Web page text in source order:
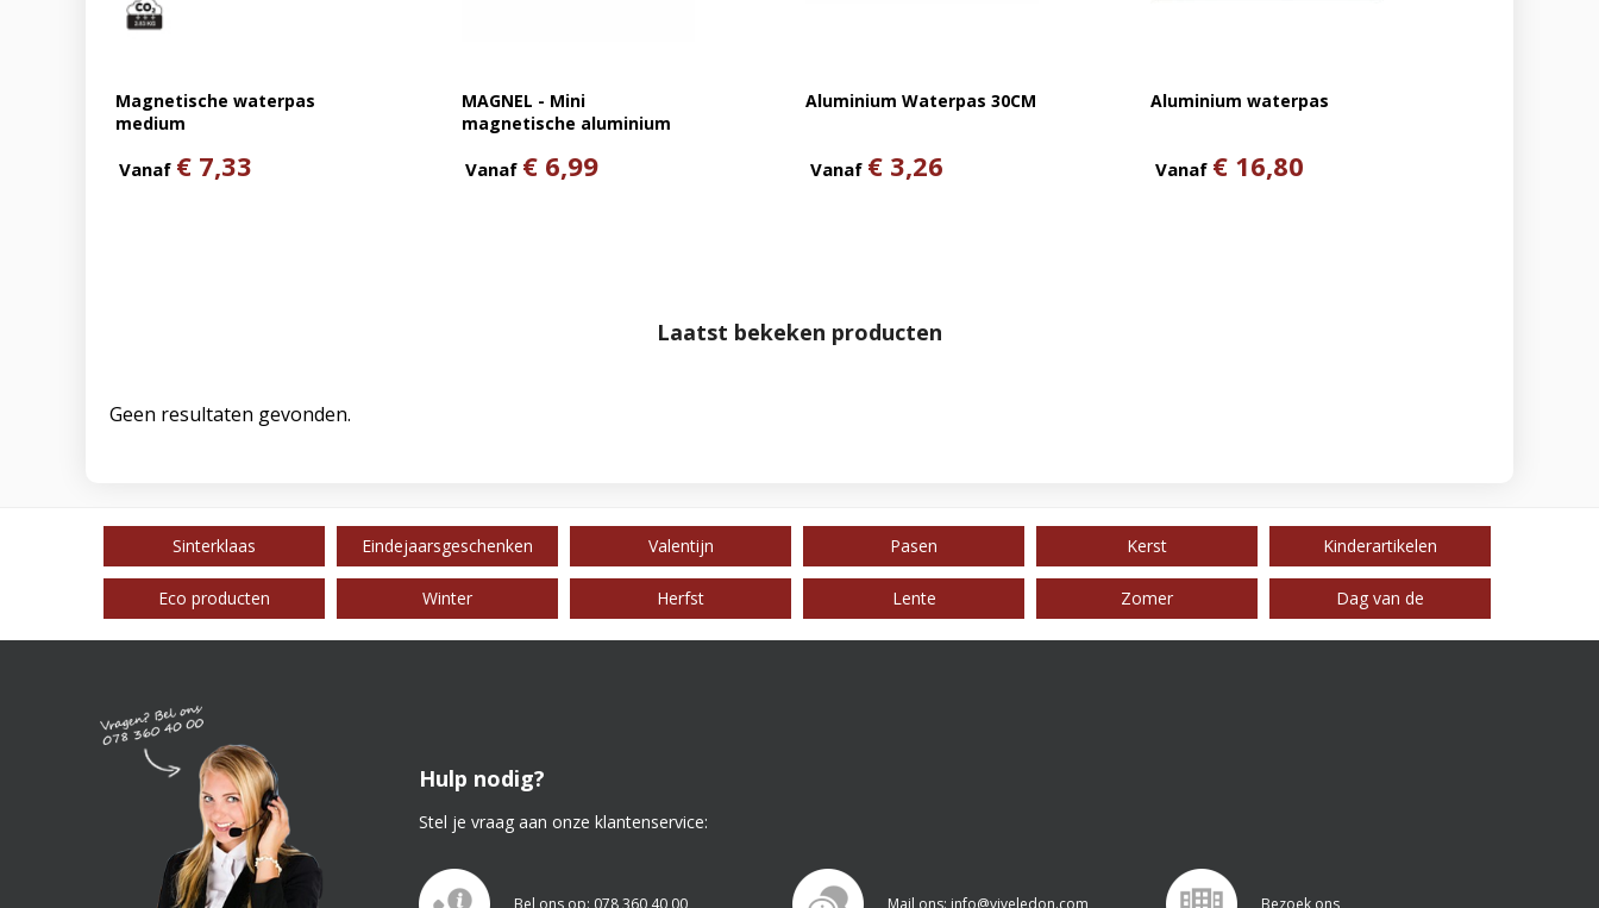
Magnetische waterpas
medium
Vanaf € 7,33
MAGNEL - Mini
magnetische aluminium
Vanaf € 6,99
Aluminium Waterpas 30CM
Vanaf € 3,26
Aluminium waterpas
Vanaf € 16,80
Laatst bekeken producten
Geen resultaten gevonden.
Sinterklaas Eindejaarsgeschenken Valentijn Pasen Kerst Kinderartikelen
Eco producten Winter Herfst Lente Zomer Dag van de
Hulp nodig?
Stel je vraag aan onze klantenservice: